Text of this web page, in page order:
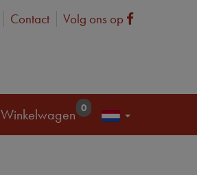
Contact Volg ons op Facebook
Winkelwagen 0